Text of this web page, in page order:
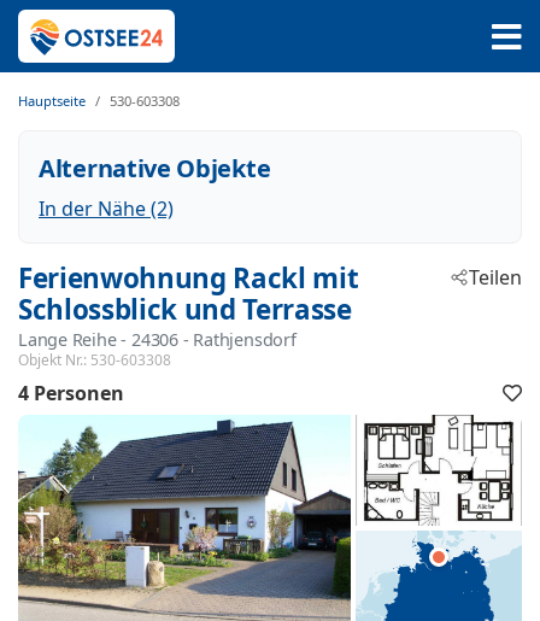
Hauptseite 530-603308
Alternative Objekte
In der Nähe (2)
Ferienwohnung Rackl mit
Schlossblick und Terrasse
Lange Reihe - 24306 - Rathjensdorf
Objekt Nr.: 530-603308
Teilen
4 Personen